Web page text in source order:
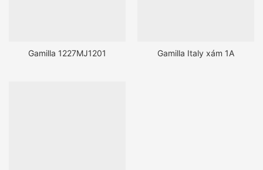
Gamilla 1227MJ1201 Gamilla Italy xám 1A